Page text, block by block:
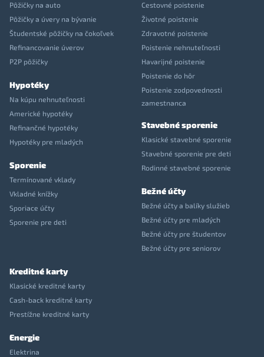
Pôžičky na auto
Pôžičky a úvery na bývanie
Študentské pôžičky na čokoľvek
Refinancovanie úverov
P2P pôžičky
Hypotéky
Na kúpu nehnuteľnosti
Americké hypotéky
Refinančné hypotéky
Hypotéky pre mladých
Sporenie
Termínované vklady
Vkladné knížky
Sporiace účty
Sporenie pre deti
Cestovné poistenie
Životné poistenie
Zdravotné poistenie
Poistenie nehnuteľnosti
Havarijné poistenie
Poistenie do hôr
Poistenie zodpovednosti
zamestnanca
Stavebné sporenie
Klasické stavebné sporenie
Stavebné sporenie pre deti
Rodinné stavebné sporenie
Bežné účty
Bežné účty a balíky služieb
Bežné účty pre mladých
Bežné účty pre študentov
Bežné účty pre seniorov
Kreditné karty
Klasické kreditné karty
Cash-back kreditné karty
Prestížne kreditné karty
Energie
Elektrina